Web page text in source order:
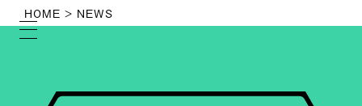
HOME > NEWS